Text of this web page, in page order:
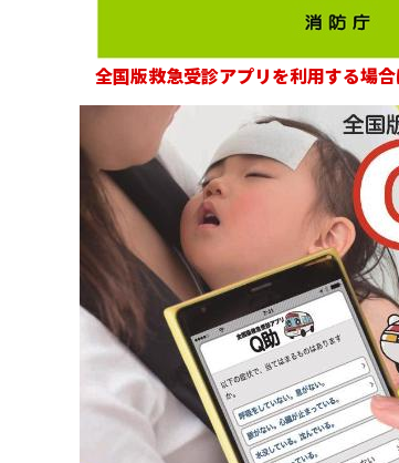
全国版救急受診アプリを利用する場